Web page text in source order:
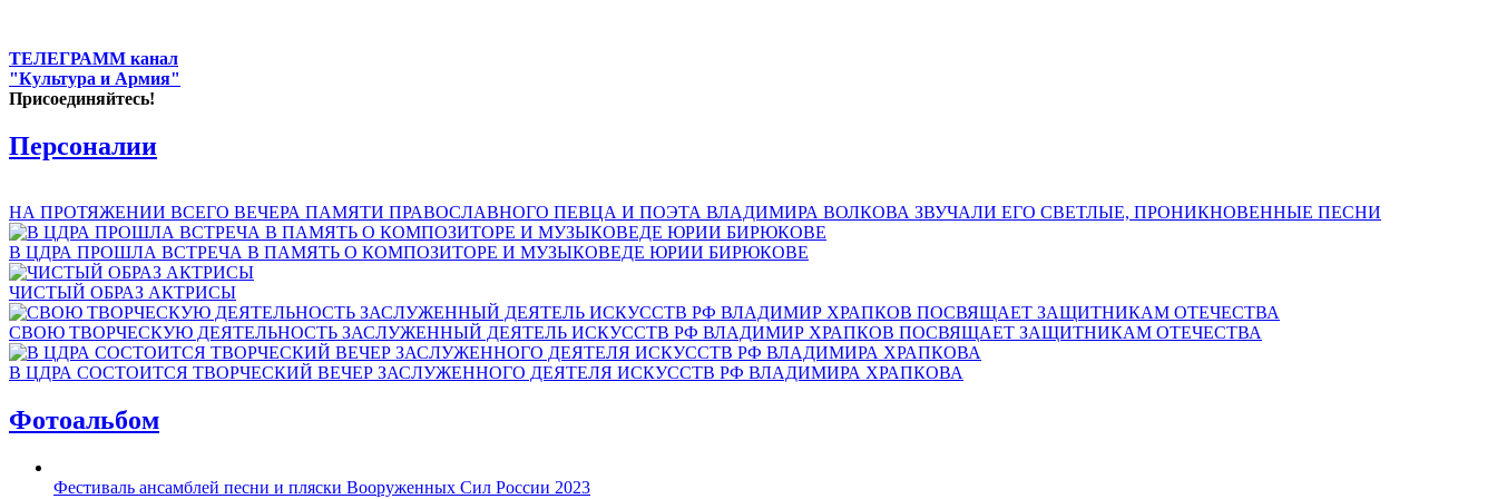
ТЕЛЕГРАММ канал
"Культура и Армия"
Присоединяйтесь!
Персоналии
НА ПРОТЯЖЕНИИ ВСЕГО ВЕЧЕРА ПАМЯТИ ПРАВОСЛАВНОГО ПЕВЦА И ПОЭТА ВЛАДИМИРА ВОЛКОВА ЗВУЧАЛИ ЕГО СВЕТЛЫЕ, ПРОНИКНОВЕННЫЕ ПЕСНИ
В ЦДРА ПРОШЛА ВСТРЕЧА В ПАМЯТЬ О КОМПОЗИТОРЕ И МУЗЫКОВЕДЕ ЮРИИ БИРЮКОВЕ
ЧИСТЫЙ ОБРАЗ АКТРИСЫ
СВОЮ ТВОРЧЕСКУЮ ДЕЯТЕЛЬНОСТЬ ЗАСЛУЖЕННЫЙ ДЕЯТЕЛЬ ИСКУССТВ РФ ВЛАДИМИР ХРАПКОВ ПОСВЯЩАЕТ ЗАЩИТНИКАМ ОТЕЧЕСТВА
В ЦДРА СОСТОИТСЯ ТВОРЧЕСКИЙ ВЕЧЕР ЗАСЛУЖЕННОГО ДЕЯТЕЛЯ ИСКУССТВ РФ ВЛАДИМИРА ХРАПКОВА
Фотоальбом
Фестиваль ансамблей песни и пляски Вооруженных Сил России 2023